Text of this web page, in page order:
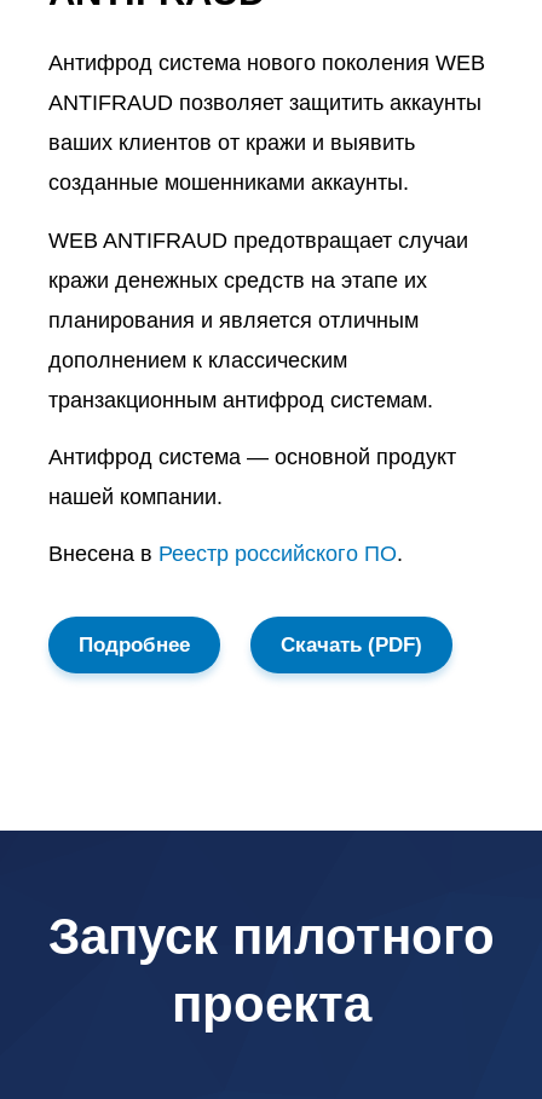
Антифрод система нового поколения WEB
ANTIFRAUD позволяет защитить аккаунты
ваших клиентов от кражи и выявить
созданные мошенниками аккаунты.
WEB ANTIFRAUD предотвращает случаи
кражи денежных средств на этапе их
планирования и является отличным
дополнением к классическим
транзакционным антифрод системам.
Антифрод система — основной продукт
нашей компании.
Внесена в Реестр российского ПО.
Подробнее Скачать (PDF)
Запуск пилотного
проекта